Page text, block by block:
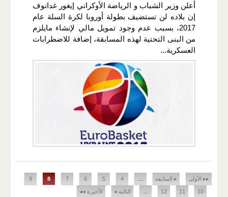
أعلن وزير الشباب و الرياضة الأوكراني إيغور غدانوف
إن بلاده لن تستضيف بطولة أوروبا لكرة السلة عام
2017، بسبب عدم وجود تمويل مالي لإنشاء مايلزم
من البنى التحتية لهذه المسابقة، إضافة للاضطرابات
العسكرية...
الصفحات
▸▸ الأولى ▸ السابقة 4
5
6
7
8
9
10
11
12 التالية ◂ الأخيرة ◂◂